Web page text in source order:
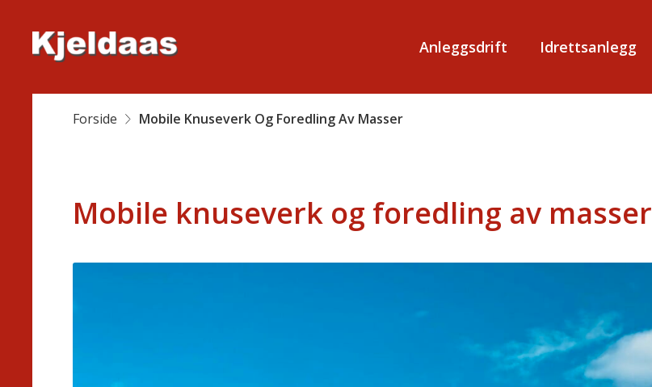
Anleggsdrift Idrettsanlegg
Forside Mobile Knuseverk Og Foredling Av Masser
Mobile knuseverk og foredling av masser